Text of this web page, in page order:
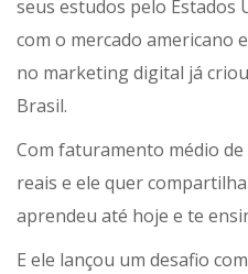
seus estudos pelo Estados
com o mercado americano
no marketing digital já
Brasil.
Com faturamento médio
reais e ele quer
aprendeu até hoje e te
E ele lançou um desafio com